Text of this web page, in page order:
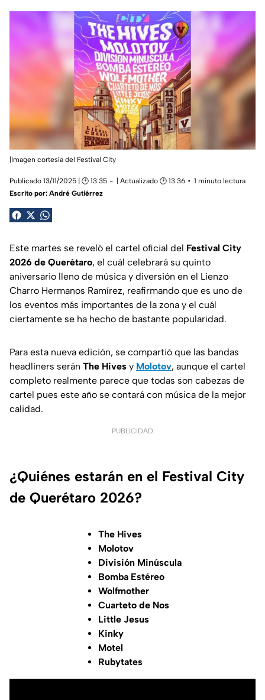
|Imagen cortesía del Festival City
Publicado 13/11/2025 | 🕑 13:35 | Actualizado 🕑 13:36
1 minuto lectura
Escrito por: André Gutiérrez
Este martes se reveló el cartel oficial del Festival City
2026 de Querétaro, el cuál celebrará su quinto
aniversario lleno de música y diversión en el Lienzo
Charro Hermanos Ramírez, reafirmando que es uno de
los eventos más importantes de la zona y el cuál
ciertamente se ha hecho de bastante popularidad.
Para esta nueva edición, se compartió que las bandas
headliners serán The Hives y Molotov, aunque el cartel
completo realmente parece que todas son cabezas de
cartel pues este año se contará con música de la mejor
calidad.
PUBLICIDAD
¿Quiénes estarán en el Festival City
de Querétaro 2026?
The Hives
Molotov
División Minúscula
Bomba Estéreo
Wolfmother
Cuarteto de Nos
Little Jesus
Kinky
Motel
Rubytates